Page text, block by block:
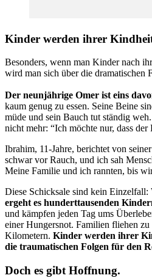
Kinder werden ihrer
Besonders, wenn man Kinder nach
wird man sich über die dramatischen
Der neunjährige Omer ist eins
kaum genug zu essen. Seine Beine
müde und sein Bauch tut ständig
nicht mehr: “Ich möchte nur, dass der
Ibrahim, 11-Jahre, berichtet von
schwar vor Rauch, und ich sah
Meine Familie und ich rannten, bis
Diese Schicksale sind kein Einzelfall:
ergeht es hunderttausenden
und kämpfen jeden Tag ums
einer Hungersnot. Familien fliehen
Kilometern. Kinder werden ihrer
die traumatischen Folgen für den
Doch es gibt Hoffnung.